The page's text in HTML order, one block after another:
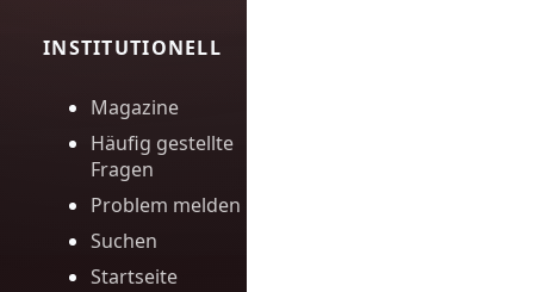
INSTITUTIONELL
Magazine
Häufig gestellte
Fragen
Problem melden
Suchen
Startseite